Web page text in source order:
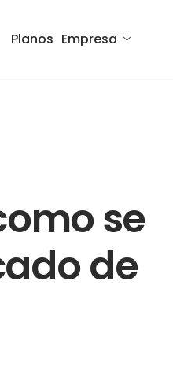
Planos Empresa
se
de